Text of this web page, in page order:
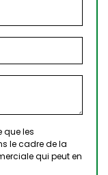
que les
le cadre de la
qui peut en